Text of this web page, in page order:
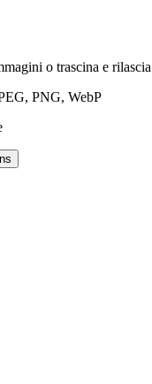
o trascina e rilascia
PNG, WebP